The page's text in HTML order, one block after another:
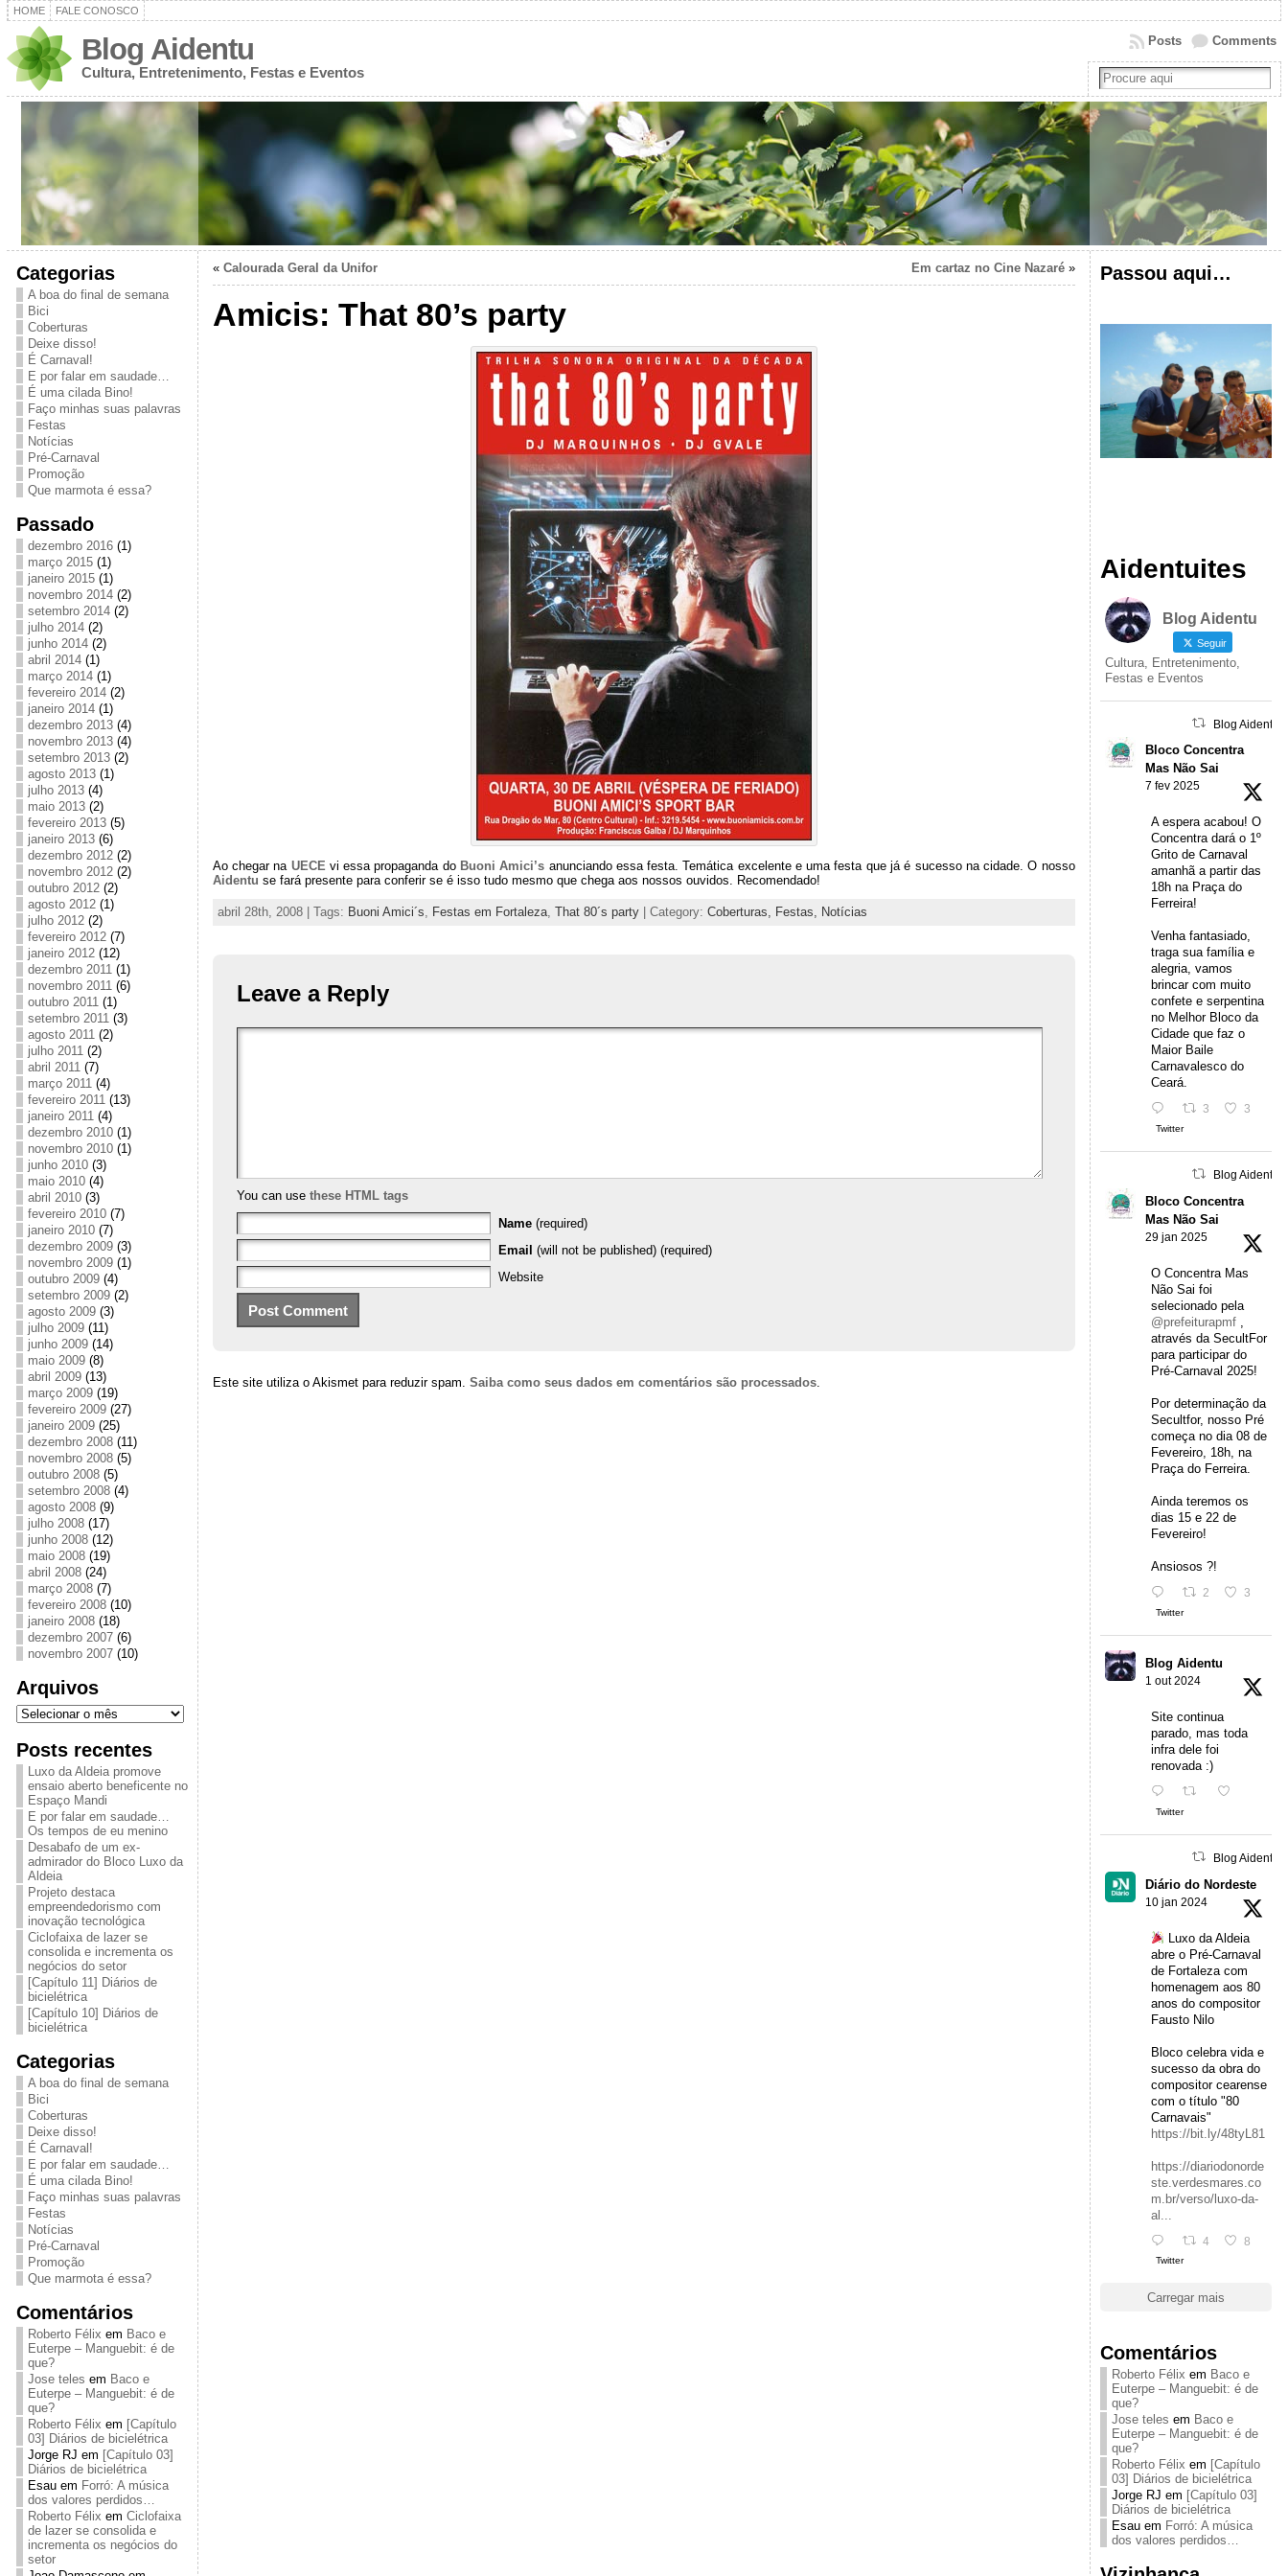
HOME FALE CONOSCO
Blog Aidentu
Cultura, Entretenimento, Festas e Eventos
Comments
Posts
Categorias
A boa do final de semana
Bici
Coberturas
Deixe disso!
É Carnaval!
E por falar em saudade…
É uma cilada Bino!
Faço minhas suas palavras
Festas
Notícias
Pré-Carnaval
Promoção
Que marmota é essa?
Passado
dezembro 2016(1)
março 2015(1)
janeiro 2015(1)
novembro 2014(2)
setembro 2014(2)
julho 2014(2)
junho 2014(2)
abril 2014(1)
março 2014(1)
fevereiro 2014(2)
janeiro 2014(1)
dezembro 2013(4)
novembro 2013(4)
setembro 2013(2)
agosto 2013(1)
julho 2013(4)
maio 2013(2)
fevereiro 2013(5)
janeiro 2013(6)
dezembro 2012(2)
novembro 2012(2)
outubro 2012(2)
agosto 2012(1)
julho 2012(2)
fevereiro 2012(7)
janeiro 2012(12)
dezembro 2011(1)
novembro 2011(6)
outubro 2011(1)
setembro 2011(3)
agosto 2011(2)
julho 2011(2)
abril 2011(7)
março 2011(4)
fevereiro 2011(13)
janeiro 2011(4)
dezembro 2010(1)
novembro 2010(1)
junho 2010(3)
maio 2010(4)
abril 2010(3)
fevereiro 2010(7)
janeiro 2010(7)
dezembro 2009(3)
novembro 2009(1)
outubro 2009(4)
setembro 2009(2)
agosto 2009(3)
julho 2009(11)
junho 2009(14)
maio 2009(8)
abril 2009(13)
março 2009(19)
fevereiro 2009(27)
janeiro 2009(25)
dezembro 2008(11)
novembro 2008(5)
outubro 2008(5)
setembro 2008(4)
agosto 2008(9)
julho 2008(17)
junho 2008(12)
maio 2008(19)
abril 2008(24)
março 2008(7)
fevereiro 2008(10)
janeiro 2008(18)
dezembro 2007(6)
novembro 2007(10)
Arquivos
Arquivos
Posts recentes
Luxo da Aldeia promove
ensaio aberto beneficente no
Espaço Mandi
E por falar em saudade…
Os tempos de eu menino
Desabafo de um ex-
admirador do Bloco Luxo da
Aldeia
Projeto destaca
empreendedorismo com
inovação tecnológica
Ciclofaixa de lazer se
consolida e incrementa os
negócios do setor
[Capítulo 11] Diários de
bicielétrica
[Capítulo 10] Diários de
bicielétrica
Categorias
A boa do final de semana
Bici
Coberturas
Deixe disso!
É Carnaval!
E por falar em saudade…
É uma cilada Bino!
Faço minhas suas palavras
Festas
Notícias
Pré-Carnaval
Promoção
Que marmota é essa?
Comentários
Roberto Félix em Baco e
Euterpe – Manguebit: é de
que?
Jose teles em Baco e
Euterpe – Manguebit: é de
que?
Roberto Félix em [Capítulo
03] Diários de bicielétrica
Jorge RJ em [Capítulo 03]
Diários de bicielétrica
Esauem Forró: A música
dos valores perdidos…
Roberto Félix em Ciclofaixa
de lazer se consolida e
incrementa os negócios do
setor
« Calourada Geral da Unifor Em cartaz no Cine Nazaré»
Amicis: That 80’s party
Ao chegar na UECE vi essa propaganda do Buoni Amici’s anunciando essa festa. Temática excelente e uma festa que já é sucesso na cidade. O nosso
Aidentu se fará presente para conferir se é isso tudo mesmo que chega aos nossos ouvidos. Recomendado!
abril 28th, 2008 | Tags: Buoni Amici´s, Festas em Fortaleza, That 80´s party| Category: Coberturas, Festas, Notícias
Leave a Reply
You can use these HTML tags
Name (required)
Email (will not be published) (required)
Website
Este site utiliza o Akismet para reduzir spam. Saiba como seus dados em comentários são processados.
Passou aqui…
Aidentuites
Blog Aidentu
Seguir
Cultura, Entretenimento,
Festas e Eventos
Blog Aidentu
Bloco Concentra
Mas Não Sai
7 fev 2025
A espera acabou! O
Concentra dará o 1º
Grito de Carnaval
amanhã a partir das
18h na Praça do
Ferreira!
Venha fantasiado,
traga sua família e
alegria, vamos
brincar com muito
confete e serpentina
no Melhor Bloco da
Cidade que faz o
Maior Baile
Carnavalesco do
Ceará.
3 3
Twitter
Blog Aidentu
Bloco Concentra
Mas Não Sai
29 jan 2025
O Concentra Mas
Não Sai foi
selecionado pela
@prefeiturapmf,
através da SecultFor
para participar do
Pré-Carnaval 2025!
Por determinação da
Secultfor, nosso Pré
começa no dia 08 de
Fevereiro, 18h, na
Praça do Ferreira.
Ainda teremos os
dias 15 e 22 de
Fevereiro!
Ansiosos ?!
2 3
Twitter
Blog Aidentu
1 out 2024
Site continua
parado, mas toda
infra dele foi
renovada :)
Twitter
Blog Aidentu
Diário do Nordeste
10 jan 2024
Luxo da Aldeia
abre o Pré-Carnaval
de Fortaleza com
homenagem aos 80
anos do compositor
Fausto Nilo
Bloco celebra vida e
sucesso da obra do
compositor cearense
com o título "80
Carnavais"
https://bit.ly/48tyL81
https://diariodonorde
ste.verdesmares.co
m.br/verso/luxo-da-
al...
4 8
Twitter
Carregar mais
Comentários
Roberto Félix em Baco e
Euterpe – Manguebit: é de
que?
Jose teles em Baco e
Euterpe – Manguebit: é de
que?
Roberto Félix em [Capítulo
03] Diários de bicielétrica
Jorge RJ em [Capítulo 03]
Diários de bicielétrica
Esauem Forró: A música
dos valores perdidos…